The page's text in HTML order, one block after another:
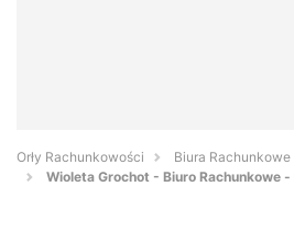
Orły Rachunkowości
Biura
Wioleta Grochot - Biuro Rachunkowe